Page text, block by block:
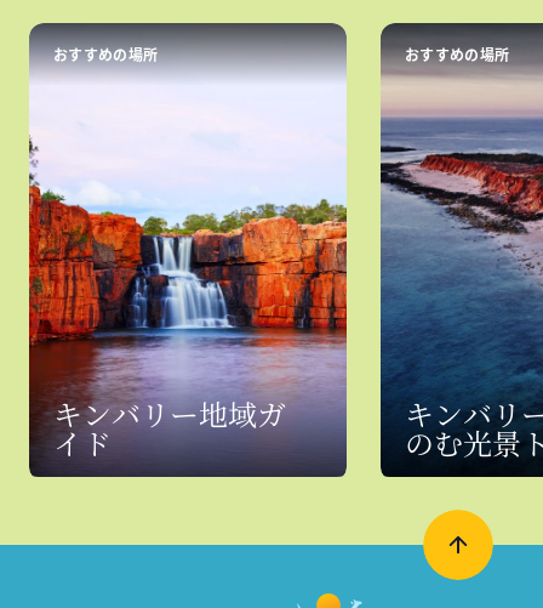
おすすめの場所
キンバリー地域ガ
イド
おすすめの場所
キンバリ
のむ光景